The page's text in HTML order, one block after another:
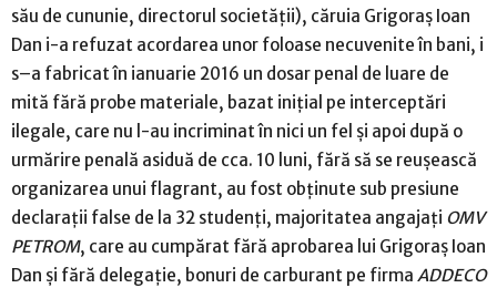
său de cununie, directorul societăţii), căruia Grigoraş Ioan
Dan i-a refuzat acordarea unor foloase necuvenite în bani, i
s–a fabricat în ianuarie 2016 un dosar penal de luare de
mită fără probe materiale, bazat iniţial pe interceptări
ilegale, care nu l-au incriminat în nici un fel şi apoi după o
urmărire penală asiduă de cca. 10 luni, fără să se reuşească
organizarea unui flagrant, au fost obţinute sub presiune
declaraţii false de la 32 studenţi, majoritatea angajaţi OMV
PETROM, care au cumpărat fără aprobarea lui Grigoraş Ioan
Dan şi fără delegaţie, bonuri de carburant pe firma ADDECO